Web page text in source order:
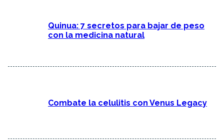
Quinua: 7 secretos para bajar de peso
con la medicina natural
Combate la celulitis con Venus Legacy